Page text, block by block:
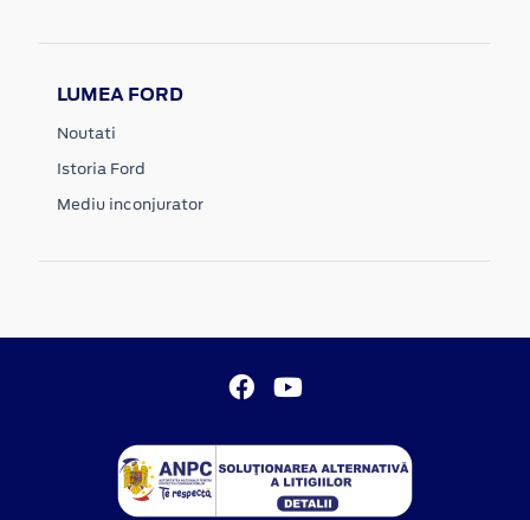
LUMEA FORD
Noutati
Istoria Ford
Mediu inconjurator